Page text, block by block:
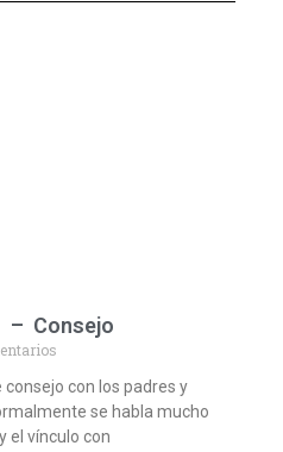
– Consejo
con los padres y
se habla mucho
el vínculo con